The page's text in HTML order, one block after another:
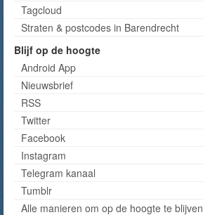
Tagcloud
Straten & postcodes in Barendrecht
Blijf op de hoogte
Android App
Nieuwsbrief
RSS
Twitter
Facebook
Instagram
Telegram kanaal
Tumblr
Alle manieren om op de hoogte te blijven